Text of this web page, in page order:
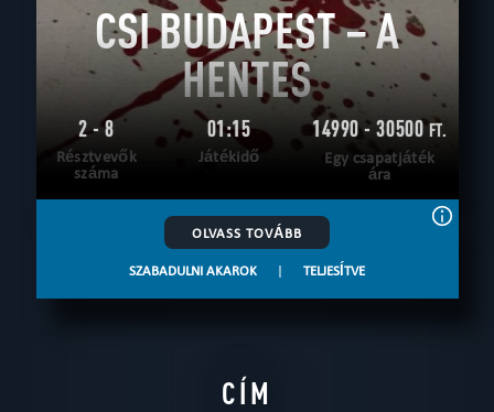
CSI BUDAPEST – A
HENTES
2 - 8
Résztvevők
száma
01:15
Játékidő
14990 - 30500 FT.
Egy csapatjáték
ára
OLVASS TOVÁBB
SZABADULNI AKAROK | TELJESÍTVE
CÍM